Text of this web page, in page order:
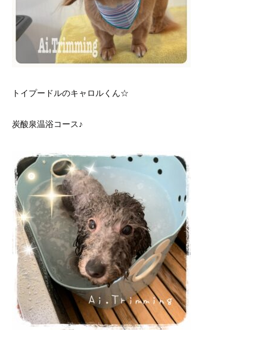
トイプードルのキャロルくん☆
炭酸泉温浴コース♪